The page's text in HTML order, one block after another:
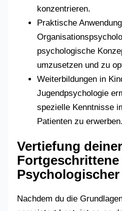
konzentrieren.
Praktische
psychologische
umzusetzen und zu
Weiterbildungen in
Jugendpsychologie
spezielle Kenntnisse
Patienten zu erwerben.
Vertiefung
Nachdem du die